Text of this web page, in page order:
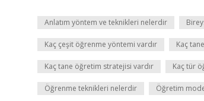
Anlatım yöntem ve teknikleri nelerdir
Kaç çeşit öğrenme yöntemi vardır Kaç
Kaç tane öğretim stratejisi vardır Kaç tür
Öğrenme teknikleri nelerdir Öğretim